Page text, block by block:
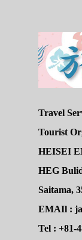
Travel
Tourist
HEISEI
HEG
Saitama,
EMAIl :
Tel : +81-